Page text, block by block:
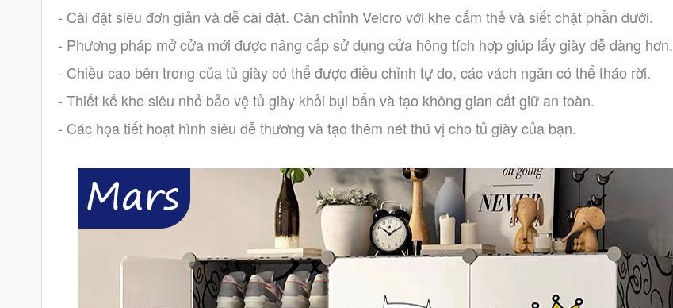
- Cài đặt siêu đơn giản và dễ cài đặt. Căn chỉnh Velcro với khe cắm thẻ và siết chặt phần dưới.
- Phương pháp mở cửa mới được nâng cấp sử dụng cửa hông tích hợp giúp lấy giày dễ dàng hơn.
- Chiều cao bên trong của tủ giày có thể được điều chỉnh tự do, các vách ngăn có thể tháo rời.
- Thiết kế khe siêu nhỏ bảo vệ tủ giày khỏi bụi bẩn và tạo không gian cất giữ an toàn.
- Các họa tiết hoạt hình siêu dễ thương và tạo thêm nét thú vị cho tủ giày của bạn.